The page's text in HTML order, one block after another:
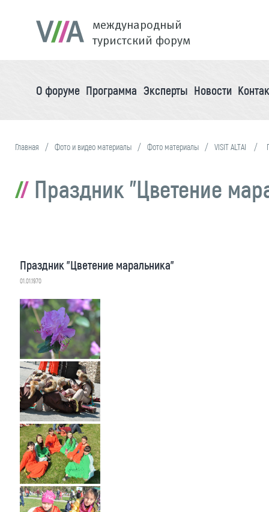
международный
туристский форум
О форуме Программа Эксперты Новости
Главная Фото и видео материалы Фото материалы VISIT ALTAI
Праздник "Цветение
Праздник "Цветение маральника"
01.01.1970